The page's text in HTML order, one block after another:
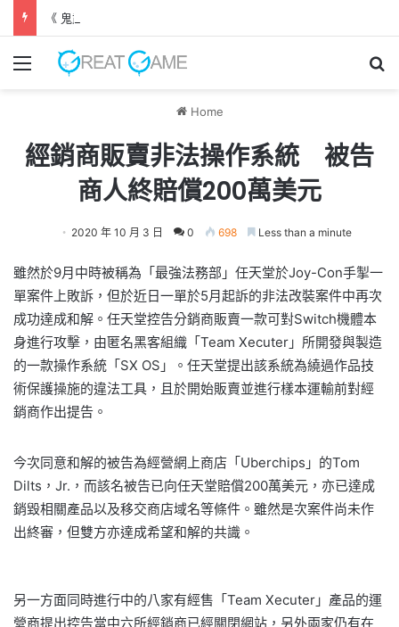
《 鬼武者 劍之道 》 實機試玩報告 源義經將是事件的起源！？
Menu
Home
經銷商販賣非法操作系統 被告
商人終賠償200萬美元
2020 年 10 月 3 日 0 698 Less than a minute
雖然於9月中時被稱為「最強法務部」任天堂於Joy-Con手掣一
單案件上敗訴，但於近日一單於5月起訴的非法改裝案件中再次
成功達成和解。任天堂控告分銷商販賣一款可對Switch機體本
身進行攻擊，由匿名黑客組織「Team Xecuter」所開發與製造
的一款操作系統「SX OS」。任天堂提出該系統為繞過作品技
術保護操施的違法工具，且於開始販賣並進行樣本運輸前對經
銷商作出提告。
今次同意和解的被告為經營網上商店「Uberchips」的Tom
Dilts，Jr.，而該名被告已向任天堂賠償200萬美元，亦已達成
銷毀相關產品以及移交商店域名等條件。雖然是次案件尚未作
出終審，但雙方亦達成希望和解的共識。
另一方面同時進行中的八家有經售「Team Xecuter」產品的運
營商提出控告當中六所經銷商已經關閉網站，另外兩家仍有在